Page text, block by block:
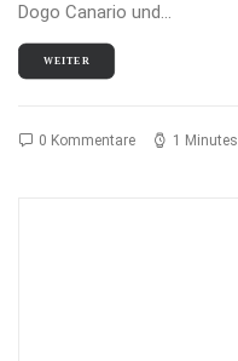
Dogo Canario und…
WEITER
0 Kommentare 1 Minutes